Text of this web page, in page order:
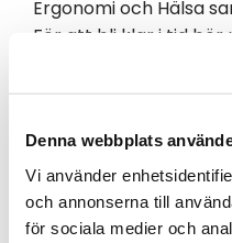
Denna webbplats
Vi använder
och annonserna till
för sociala medier och
Ergonomi och Hälsa
För att bli klar i tid
snarast. Vi kan även
Pris vid köp av
Lördagar + 15% per